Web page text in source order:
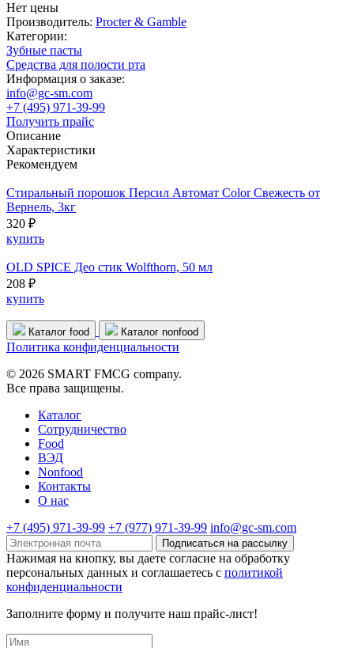
Нет цены
Производитель: Procter & Gamble
Категории:
Зубные пасты
Средства для полости рта
Информация о заказе:
info@gc-sm.com
+7 (495) 971-39-99
Получить прайс
Описание
Характеристики
Рекомендуем
Стиральный порошок Персил Автомат Color Свежесть от
Вернель, 3кг
320 ₽
купить
OLD SPICE Део стик Wolfthorn, 50 мл
208 ₽
купить
Каталог food Каталог nonfood
Политика конфиденциальности
© 2026 SMART FMCG company.
Все права защищены.
Каталог
Cотрудничество
Food
ВЭД
Nonfood
Контакты
О нас
+7 (495) 971-39-99 +7 (977) 971-39-99 info@gc-sm.com
Подписаться на рассылку
Нажимая на кнопку, вы даете согласие на обработку
персональных данных и соглашаетесь c политикой
конфиденциальности
Заполните форму и получите наш прайс-лист!